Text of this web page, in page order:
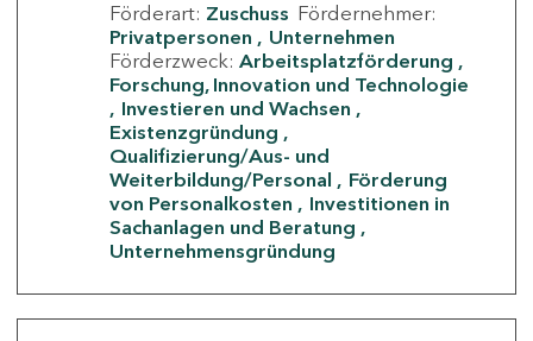
Förderart: Zuschuss Fördernehmer:
Privatpersonen
Unternehmen
Förderzweck: Arbeitsplatzförderung
Forschung, Innovation und Technologie
Investieren und Wachsen
Existenzgründung
Qualifizierung/Aus- und
Weiterbildung/Personal
Förderung
von Personalkosten
Investitionen in
Sachanlagen und Beratung
Unternehmensgründung